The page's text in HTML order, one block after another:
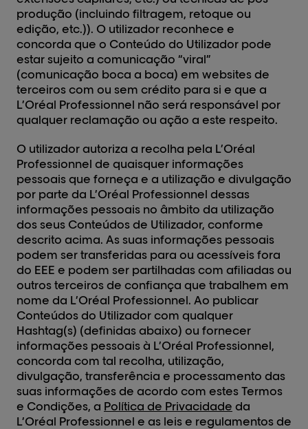
produção (incluindo filtragem, retoque ou
edição, etc.)). O utilizador reconhece e
concorda que o Conteúdo do Utilizador pode
estar sujeito a comunicação “viral”
(comunicação boca a boca) em websites de
terceiros com ou sem crédito para si e que a
L’Oréal Professionnel não será responsável por
qualquer reclamação ou ação a este respeito.
O utilizador autoriza a recolha pela L’Oréal
Professionnel de quaisquer informações
pessoais que forneça e a utilização e divulgação
por parte da L’Oréal Professionnel dessas
informações pessoais no âmbito da utilização
dos seus Conteúdos de Utilizador, conforme
descrito acima. As suas informações pessoais
podem ser transferidas para ou acessíveis fora
do EEE e podem ser partilhadas com afiliadas ou
outros terceiros de confiança que trabalhem em
nome da L’Oréal Professionnel. Ao publicar
Conteúdos do Utilizador com qualquer
Hashtag(s) (definidas abaixo) ou fornecer
informações pessoais à L’Oréal Professionnel,
concorda com tal recolha, utilização,
divulgação, transferência e processamento das
suas informações de acordo com estes Termos
e Condições, a Política de Privacidade da
L’Oréal Professionnel e as leis e regulamentos de